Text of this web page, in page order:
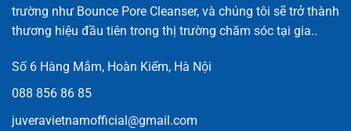
trường như Bounce Pore Cleanser, và chúng tôi sẽ trở thành
thương hiệu đầu tiên trong thị trường chăm sóc tại gia..
Số 6 Hàng Mắm, Hoàn Kiếm, Hà Nội
088 856 86 85
juveravietnamofficial@gmail.com